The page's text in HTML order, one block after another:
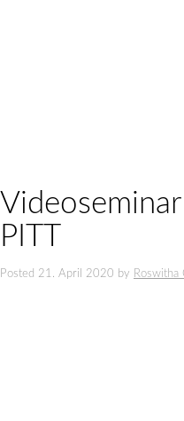
PITT
Posted 21. April 2020 by Roswitha